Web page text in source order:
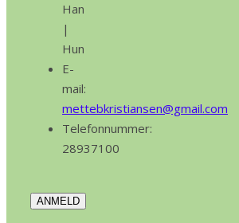
Han
|
Hun
E-
mail:
mettebkristiansen@gmail.com
Telefonnummer:
28937100
ANMELD